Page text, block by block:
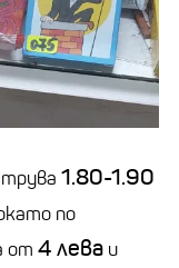
1.80-1.90
по
от 4 лева и